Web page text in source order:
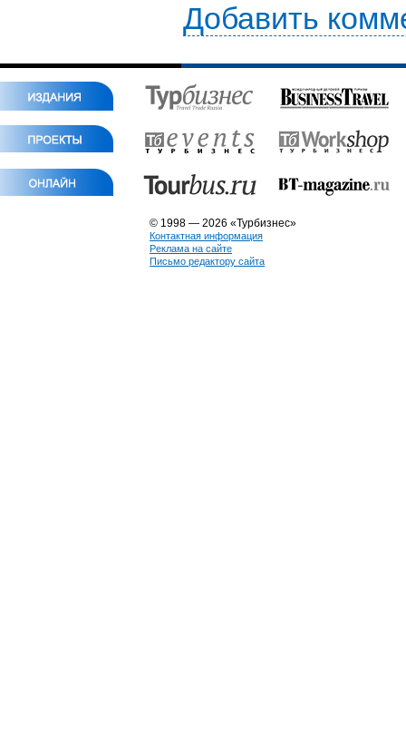
Добавить
© 1998 — 2026 «Турбизнес»
Контактная информация
Реклама на сайте
Письмо редактору сайта